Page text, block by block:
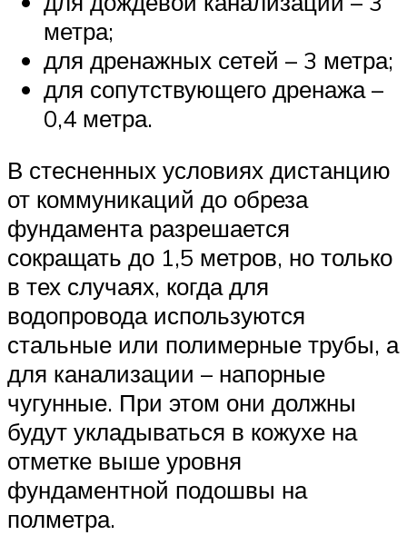
метра;
для дренажных сетей – 3 метра;
для сопутствующего дренажа –
0,4 метра.
В стесненных условиях дистанцию
от коммуникаций до обреза
фундамента разрешается
сокращать до 1,5 метров, но только
в тех случаях, когда для
водопровода используются
стальные или полимерные трубы, а
для канализации – напорные
чугунные. При этом они должны
будут укладываться в кожухе на
отметке выше уровня
фундаментной подошвы на
полметра.